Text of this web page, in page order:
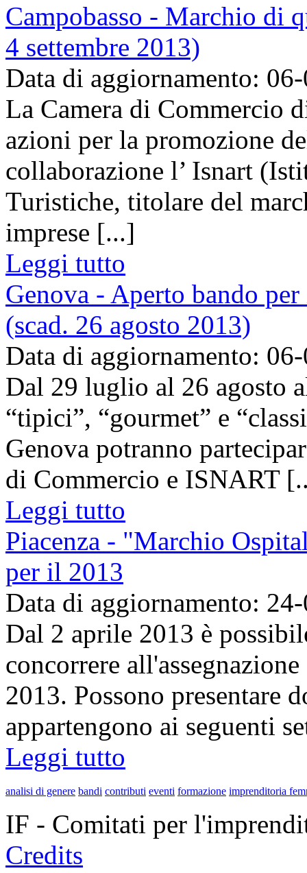
Campobasso - Marchio di
4 settembre 2013)
Data di aggiornamento:
La Camera di Commercio
azioni per la promozione
collaborazione l’ Isnart
Turistiche, titolare del
imprese [...]
Leggi tutto
Genova - Aperto bando
(scad. 26 agosto 2013)
Data di aggiornamento:
Dal 29 luglio al 26 agosto
“tipici”, “gourmet” e
Genova potranno
di Commercio e ISNART
Leggi tutto
Piacenza - "Marchio
per il 2013
Data di aggiornamento:
Dal 2 aprile 2013 è
concorrere
2013. Possono presentare
appartengono ai seguenti
Leggi tutto
analisi di genere bandi contributi eventi formazione imprenditoria
IF - Comitati per
Credits